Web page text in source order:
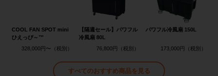
COOL FAN SPOT mini
ひえっぴ～™
328,000円〜
【隔週セール】パワフル
冷風扇 80L
76,800円
パワフル冷風扇 150L
173,000円
すべてのおすすめ商品を見る